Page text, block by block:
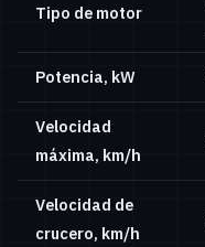
Tipo de motor
Potencia, kW
Velocidad
máxima, km/h
Velocidad de
crucero, km/h